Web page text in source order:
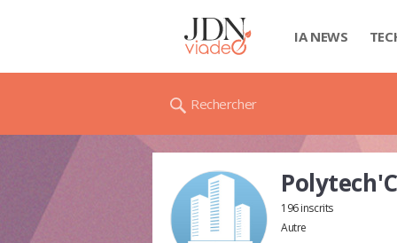
IA NEWS
Rechercher
196 inscrits
Autre